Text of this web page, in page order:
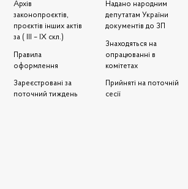
Архів
законопроєктів,
проєктів інших актів
за ( III – IX скл.)
Правила
оформлення
Зареєстровані за
поточний тиждень
Надано народним
депутатам України
документів до ЗП
Знаходяться на
опрацюванні в
комітетах
Прийняті на поточній
сесії